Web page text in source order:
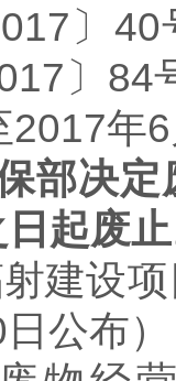
〕
〕84
年
部决
起废
建设
公布）